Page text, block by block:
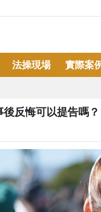
法操現場 實際案
後反悔可以提告嗎？